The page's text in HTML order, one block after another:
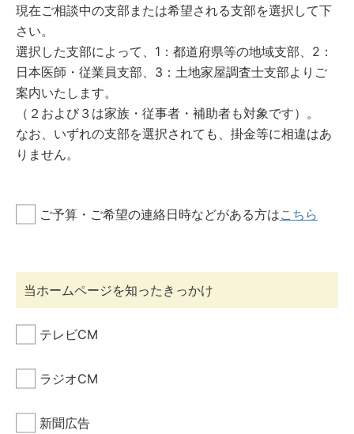
現在ご相談中の支部または希望される支部を選択して下
さい。
選択した支部によって、1：都道府県等の地域支部、2：
日本医師・従業員支部、3：土地家屋調査士支部よりご
案内いたします。
（２および３は家族・従事者・補助者も対象です）。
なお、いずれの支部を選択されても、掛金等に相違はあ
りません。
ご予算・ご希望の連絡日時などがある方はこちら
当ホームページを知ったきっかけ
テレビCM
ラジオCM
新聞広告